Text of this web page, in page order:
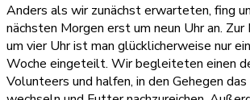
Anders als wir zunächst erwarteten, fing
nächsten Morgen erst um neun Uhr an.
um vier Uhr ist man glücklicherweise nur
Woche eingeteilt. Wir begleiteten einen
Volunteers und halfen, in den Gehegen